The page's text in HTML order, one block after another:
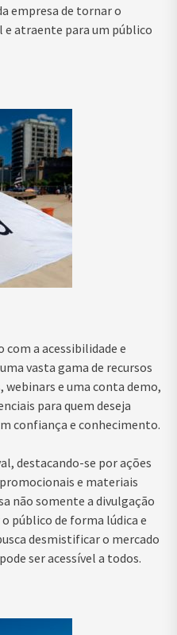
empresa de tornar o
e atraente para um público
a acessibilidade e
vasta gama de recursos
e uma conta demo,
para quem deseja
confiança e conhecimento.
destacando-se por ações
e materiais
não somente a divulgação
público de forma lúdica e
desmistificar o mercado
ser acessível a todos.